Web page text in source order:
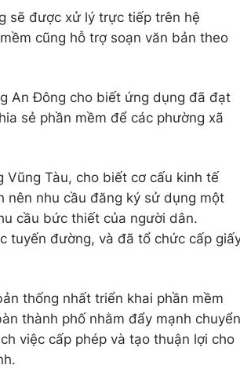
sẽ được xử lý trực tiếp trên hệ
cũng hỗ trợ soạn văn bản theo
An Đông cho biết ứng dụng đã đạt
sẻ phần mềm để các phường xã
Vũng Tàu, cho biết cơ cấu kinh tế
nhu cầu đăng ký sử dụng một
cầu bức thiết của người dân.
tuyến đường, và đã tổ chức cấp
thống nhất triển khai phần mềm
thành phố nhằm đẩy mạnh chuyển
việc cấp phép và tạo thuận lợi cho